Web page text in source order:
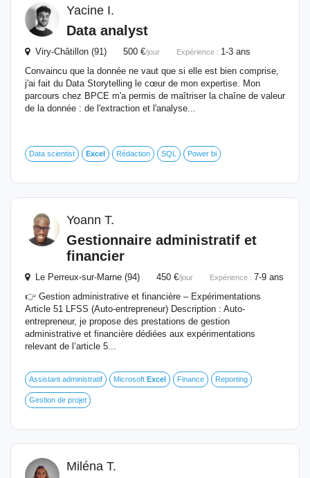
Yacine I.
Data analyst
Viry-Châtillon (91) 500 €/jour Expérience : 1-3 ans
Convaincu que la donnée ne vaut que si elle est bien comprise,
j'ai fait du Data Storytelling le cœur de mon expertise. Mon
parcours chez BPCE m'a permis de maîtriser la chaîne de valeur
de la donnée : de l'extraction et l'analyse...
Data scientist Excel Rédaction SQL Power bi
Yoann T.
Gestionnaire administratif et
financier
Le Perreux-sur-Marne (94) 450 €/jour Expérience : 7-9 ans
👉 Gestion administrative et financière – Expérimentations
Article 51 LFSS (Auto-entrepreneur) Description : Auto-
entrepreneur, je propose des prestations de gestion
administrative et financière dédiées aux expérimentations
relevant de l’article 5...
Assistant administratif Microsoft Excel Finance Reporting
Gestion de projet
Miléna T.